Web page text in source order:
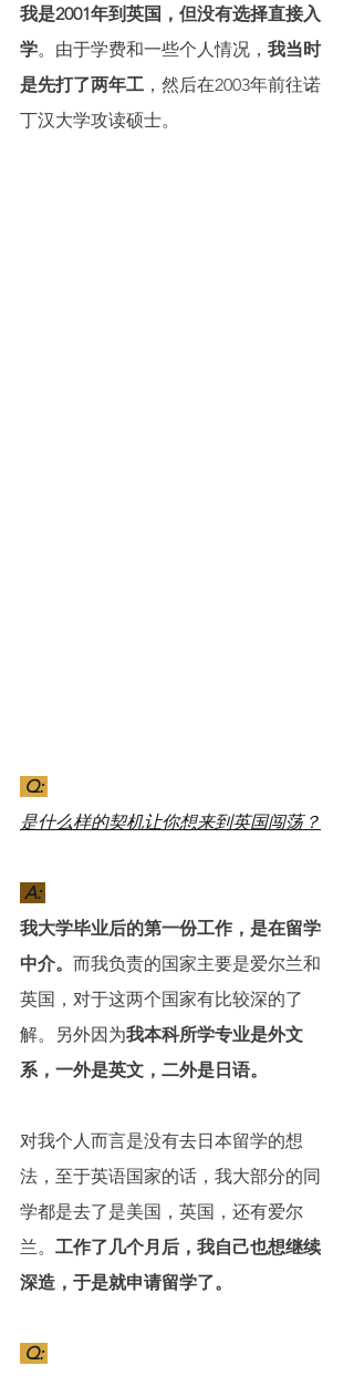
我是2001年到英国，但没有选择直接入
学。由于学费和一些个人情况， 我当时
是先打了两年工 ，然后在2003年前往诺
丁汉大学攻读硕士。
Q:
是什么样的契机让你想来到英国闯荡？
A:
我大学毕业后的第一份工作，是在留学
中介。 而我负责的国家主要是爱尔兰和
英国，对于这两个国家有比较深的了
解。另外因为我本科所学专业是外文
系，一外是英文，二外是日语。
对我个人而言是没有去日本留学的想
法，至于英语国家的话，我大部分的同
学都是去了是美国，英国，还有爱尔
兰。 工作了几个月后，我自己也想继续
深造，于是就申请留学了。
Q: